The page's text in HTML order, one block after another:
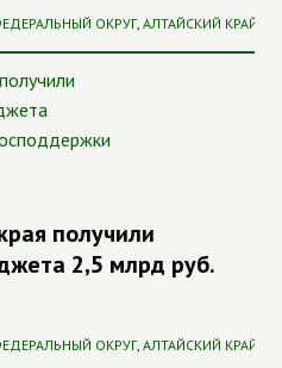
ОКРУГ, АЛТАЙСКИЙ КРАЙ
получили
2,5 млрд руб.
ОКРУГ, АЛТАЙСКИЙ КРАЙ